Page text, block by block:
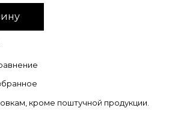
кроме поштучной продукции.